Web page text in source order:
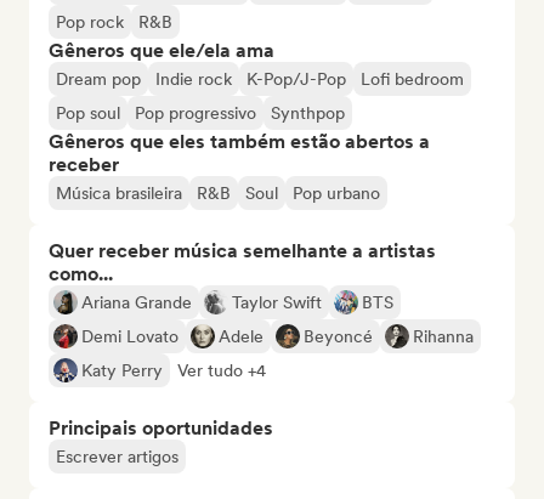
Pop rock
R&B
Gêneros que ele/ela ama
Dream pop Indie rock K-Pop/J-Pop
Lofi bedroom
Pop soul
Pop progressivo Synthpop
Gêneros que eles também estão abertos a
receber
Música brasileira R&B Soul Pop urbano
Quer receber música semelhante a artistas
como...
Ariana Grande Taylor Swift
BTS
Demi Lovato
Adele Beyoncé
Rihanna
Katy Perry
Ver tudo +4
Principais oportunidades
Escrever artigos